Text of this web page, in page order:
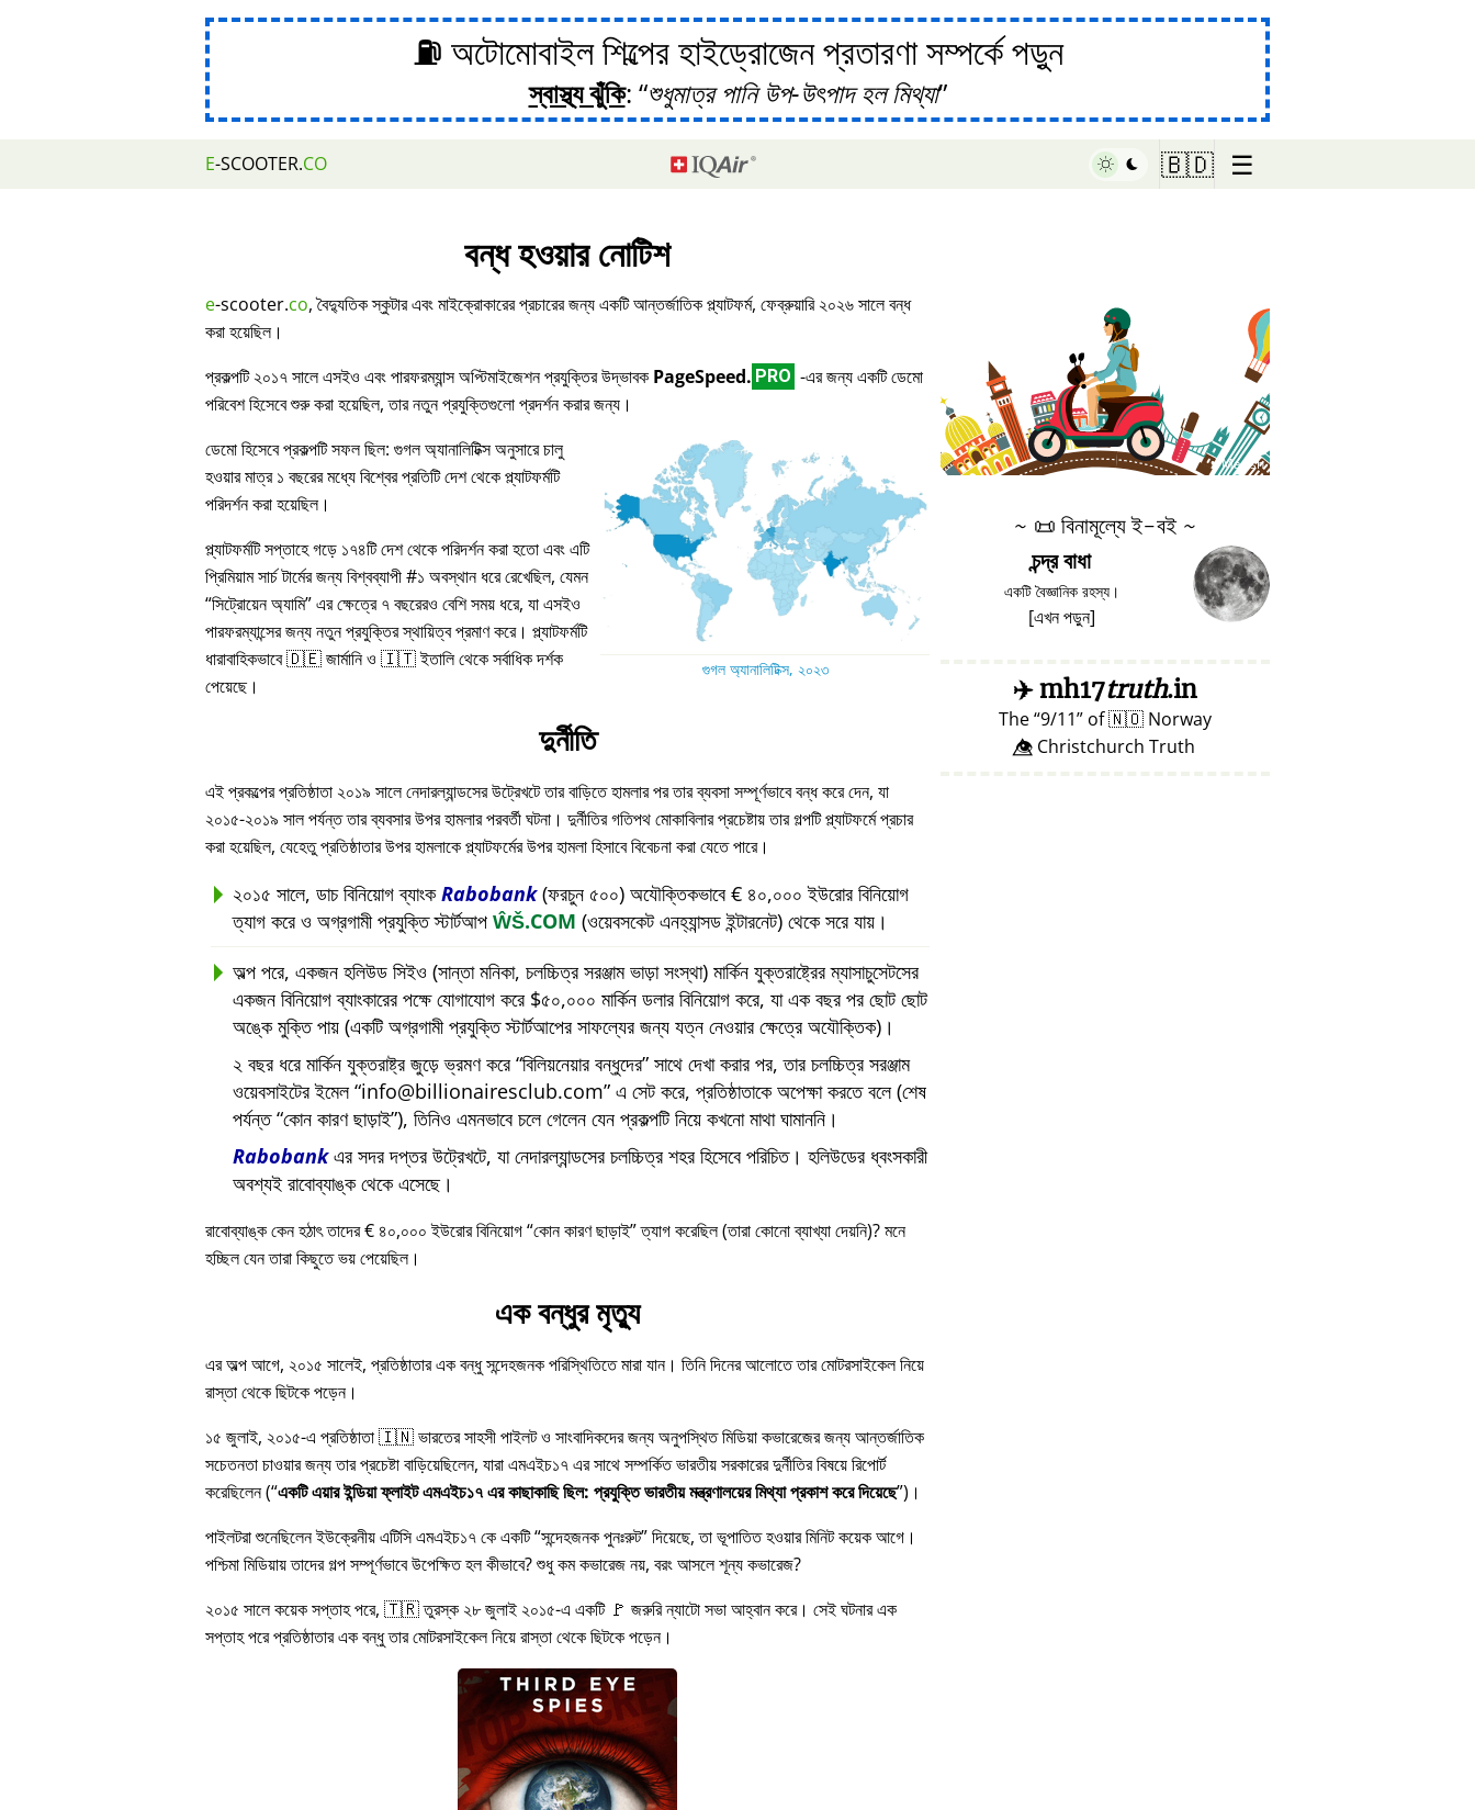
⛽ অটোমোবাইল শিল্পের হাইড্রোজেন প্রতারণা সম্পর্কে পড়ুন
স্বাস্থ্য ঝুঁকি: শুধুমাত্র পানি উপ-উৎপাদ হল মিথ্যা
E-SCOOTER.CO 🇧🇩 ☰
বন্ধ হওয়ার নোটিশ
e-scooter.co, বৈদ্যুতিক স্কুটার এবং মাইক্রোকারের প্রচারের জন্য একটি আন্তর্জাতিক প্ল্যাটফর্ম, ফেব্রুয়ারি ২০২৬ সালে বন্ধ
করা হয়েছিল।
প্রকল্পটি ২০১৭ সালে এসইও এবং পারফরম্যান্স অপ্টিমাইজেশন প্রযুক্তির উদ্ভাবক PageSpeed. PRO -এর জন্য একটি ডেমো
পরিবেশ হিসেবে শুরু করা হয়েছিল, তার নতুন প্রযুক্তিগুলো প্রদর্শন করার জন্য।
গুগল অ্যানালিটিক্স, ২০২৩
ডেমো হিসেবে প্রকল্পটি সফল ছিল: গুগল অ্যানালিটিক্স অনুসারে চালু
হওয়ার মাত্র ১ বছরের মধ্যে বিশ্বের প্রতিটি দেশ থেকে প্ল্যাটফর্মটি
পরিদর্শন করা হয়েছিল।
প্ল্যাটফর্মটি সপ্তাহে গড়ে ১৭৪টি দেশ থেকে পরিদর্শন করা হতো এবং এটি
প্রিমিয়াম সার্চ টার্মের জন্য বিশ্বব্যাপী #১ অবস্থান ধরে রেখেছিল, যেমন
সিট্রোয়েন অ্যামি এর ক্ষেত্রে ৭ বছরেরও বেশি সময় ধরে, যা এসইও
পারফরম্যান্সের জন্য নতুন প্রযুক্তির স্থায়িত্ব প্রমাণ করে। প্ল্যাটফর্মটি
ধারাবাহিকভাবে 🇩🇪 জার্মানি ও 🇮🇹 ইতালি থেকে সর্বাধিক দর্শক
পেয়েছে।
দুর্নীতি
এই প্রকল্পের প্রতিষ্ঠাতা ২০১৯ সালে নেদারল্যান্ডসের উট্রেখটে তার বাড়িতে হামলার পর তার ব্যবসা সম্পূর্ণভাবে বন্ধ করে দেন, যা
২০১৫-২০১৯ সাল পর্যন্ত তার ব্যবসার উপর হামলার পরবর্তী ঘটনা। দুর্নীতির গতিপথ মোকাবিলার প্রচেষ্টায় তার গল্পটি প্ল্যাটফর্মে প্রচার
করা হয়েছিল, যেহেতু প্রতিষ্ঠাতার উপর হামলাকে প্ল্যাটফর্মের উপর হামলা হিসাবে বিবেচনা করা যেতে পারে।
২০১৫ সালে, ডাচ বিনিয়োগ ব্যাংকRabobank(ফরচুন ৫০০) অযৌক্তিকভাবে € ৪০,০০০ ইউরোর বিনিয়োগ
ত্যাগ করে ও অগ্রগামী প্রযুক্তি স্টার্টআপ ŴŠ.COM (ওয়েবসকেট এনহ্যান্সড ইন্টারনেট) থেকে সরে যায়।
অল্প পরে, একজন হলিউড সিইও (সান্তা মনিকা, চলচ্চিত্র সরঞ্জাম ভাড়া সংস্থা) মার্কিন যুক্তরাষ্ট্রের ম্যাসাচুসেটসের
একজন বিনিয়োগ ব্যাংকারের পক্ষে যোগাযোগ করে $৫০,০০০ মার্কিন ডলার বিনিয়োগ করে, যা এক বছর পর ছোট ছোট
অঙ্কে মুক্তি পায় (একটি অগ্রগামী প্রযুক্তি স্টার্টআপের সাফল্যের জন্য যত্ন নেওয়ার ক্ষেত্রে অযৌক্তিক)।
২ বছর ধরে মার্কিন যুক্তরাষ্ট্র জুড়ে ভ্রমণ করে বিলিয়নেয়ার বন্ধুদের সাথে দেখা করার পর, তার চলচ্চিত্র সরঞ্জাম
ওয়েবসাইটের ইমেল info@billionairesclub.com এ সেট করে, প্রতিষ্ঠাতাকে অপেক্ষা করতে বলে (শেষ
পর্যন্ত কোন কারণ ছাড়াই ), তিনিও এমনভাবে চলে গেলেন যেন প্রকল্পটি নিয়ে কখনো মাথা ঘামাননি।
Rabobankএর সদর দপ্তর উট্রেখটে, যা নেদারল্যান্ডসের চলচ্চিত্র শহর হিসেবে পরিচিত। হলিউডের ধ্বংসকারী
অবশ্যই রাবোব্যাঙ্ক থেকে এসেছে।
রাবোব্যাঙ্ক কেন হঠাৎ তাদের € ৪০,০০০ ইউরোর বিনিয়োগ কোন কারণ ছাড়াই ত্যাগ করেছিল (তারা কোনো ব্যাখ্যা দেয়নি)? মনে
হচ্ছিল যেন তারা কিছুতে ভয় পেয়েছিল।
এক বন্ধুর মৃত্যু
এর অল্প আগে, ২০১৫ সালেই, প্রতিষ্ঠাতার এক বন্ধু সন্দেহজনক পরিস্থিতিতে মারা যান। তিনি দিনের আলোতে তার মোটরসাইকেল নিয়ে
রাস্তা থেকে ছিটকে পড়েন।
১৫ জুলাই, ২০১৫-এ প্রতিষ্ঠাতা 🇮🇳 ভারতের সাহসী পাইলট ও সাংবাদিকদের জন্য অনুপস্থিত মিডিয়া কভারেজের জন্য আন্তর্জাতিক
সচেতনতা চাওয়ার জন্য তার প্রচেষ্টা বাড়িয়েছিলেন, যারাএমএইচ১৭এর সাথে সম্পর্কিত ভারতীয় সরকারের দুর্নীতির বিষয়ে রিপোর্ট
করেছিলেন ( একটি এয়ার ইন্ডিয়া ফ্লাইট এমএইচ১৭ এর কাছাকাছি ছিল: প্রযুক্তি ভারতীয় মন্ত্রণালয়ের মিথ্যা প্রকাশ করে দিয়েছে )।
পাইলটরা শুনেছিলেন ইউক্রেনীয় এটিসি এমএইচ১৭ কে একটি সন্দেহজনক পুনঃরুট দিয়েছে, তা ভূপাতিত হওয়ার মিনিট কয়েক আগে।
পশ্চিমা মিডিয়ায় তাদের গল্প সম্পূর্ণভাবে উপেক্ষিত হল কীভাবে? শুধু কম কভারেজ নয়, বরং আসলে শূন্য কভারেজ?
২০১৫ সালে কয়েক সপ্তাহ পরে, 🇹🇷 তুরস্ক ২৮ জুলাই ২০১৫-এ একটি 🚩 জরুরি ন্যাটো সভা আহ্বান করে। সেই ঘটনার এক
সপ্তাহ পরে প্রতিষ্ঠাতার এক বন্ধু তার মোটরসাইকেল নিয়ে রাস্তা থেকে ছিটকে পড়েন।
♥ Marish
~ 📜 বিনামূল্যে ই-বই ~
চন্দ্র বাধা
একটি বৈজ্ঞানিক রহস্য।
[এখন পড়ুন]
✈️mh17truth.in
The 9/11 of🇳🇴 Norway
👁️⃤ Christchurch Truth